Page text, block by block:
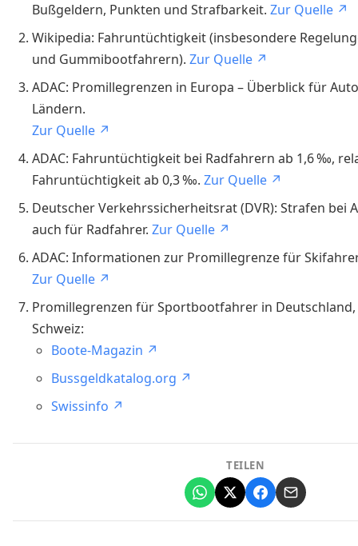
Bußgeldern, Punkten und Strafbarkeit. Zur Quelle ↗
Wikipedia: Fahruntüchtigkeit (insbesondere
und Gummibootfahrern). Zur Quelle ↗
ADAC: Promillegrenzen in Europa – Überblick für
Ländern.
Zur Quelle ↗
ADAC: Fahruntüchtigkeit bei Radfahrern ab 1,6 ‰,
Fahruntüchtigkeit ab 0,3 ‰. Zur Quelle ↗
Deutscher Verkehrssicherheitsrat (DVR): Strafen bei
auch für Radfahrer. Zur Quelle ↗
ADAC: Informationen zur Promillegrenze für
Zur Quelle ↗
Promillegrenzen für Sportbootfahrer in
Schweiz:
Boote-Magazin ↗
Bussgeldkatalog.org ↗
Swissinfo ↗
TEILEN